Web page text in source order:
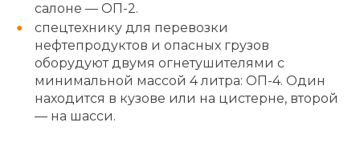
салоне — ОП-2.
спецтехнику для перевозки
нефтепродуктов и опасных грузов
оборудуют двумя огнетушителями с
минимальной массой 4 литра: ОП-4. Один
находится в кузове или на цистерне, второй
— на шасси.